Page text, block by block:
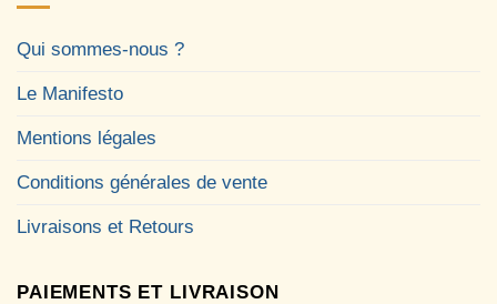
Qui sommes-nous ?
Le Manifesto
Mentions légales
Conditions générales de vente
Livraisons et Retours
PAIEMENTS ET LIVRAISON